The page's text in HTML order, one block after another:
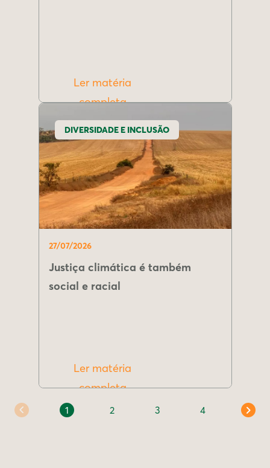
Ler matéria
completa
DIVERSIDADE E INCLUSÃO
27/07/2026
Justiça climática é também
social e racial
Ler matéria
completa
1 2 3 4